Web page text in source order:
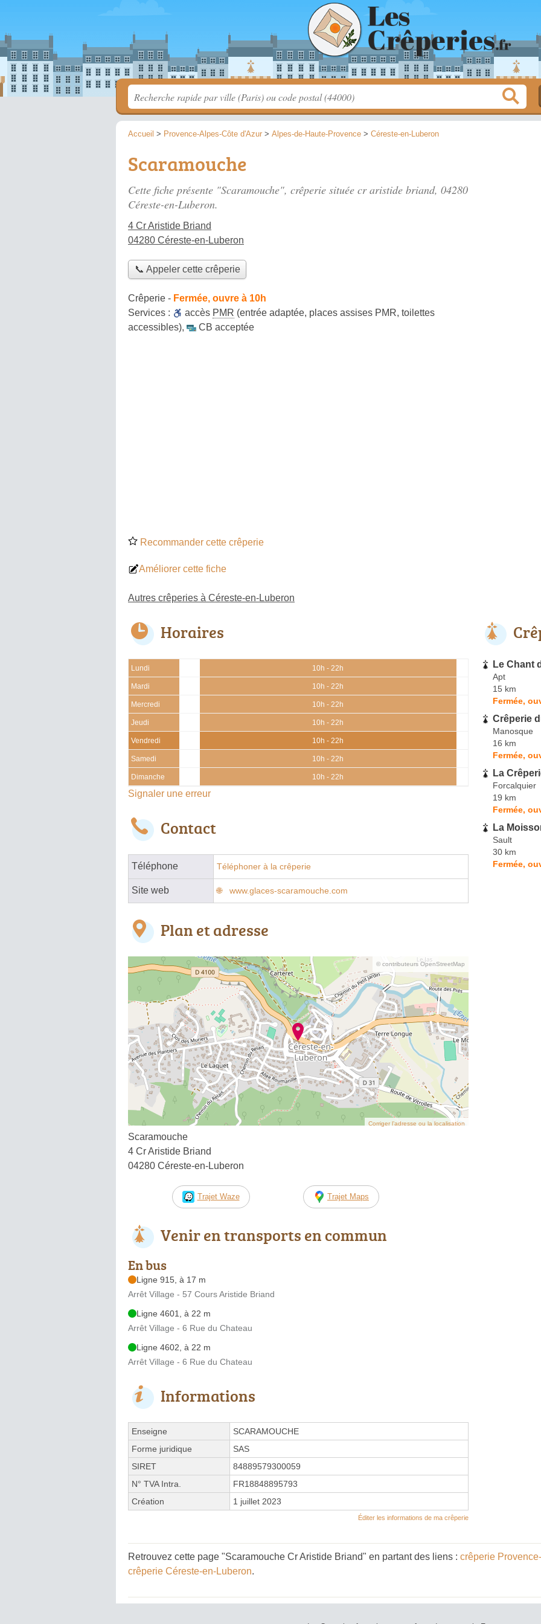
Accueil > Provence-Alpes-Côte d'Azur > Alpes-de-Haute-Provence > Céreste-en-Luberon
Scaramouche
Cette fiche présente "Scaramouche", crêperie située cr aristide briand, 04280
Céreste-en-Luberon.
4 Cr Aristide Briand
04280 Céreste-en-Luberon
📞 Appeler cette crêperie
Crêperie - Fermée, ouvre à 10h
Services :
accès PMR (entrée adaptée, places assises PMR, toilettes
accessibles), CB acceptée
Recommander cette crêperie
Améliorer cette fiche
Autres crêperies à Céreste-en-Luberon
Horaires
Lundi 10h - 22h
Mardi 10h - 22h
Mercredi 10h - 22h
Jeudi 10h - 22h
Vendredi 10h - 22h
Samedi 10h - 22h
Dimanche 10h - 22h
Signaler une erreur
Contact
Téléphone Téléphoner à la crêperie
Site web www.glaces-scaramouche.com
Plan et adresse
© contributeurs OpenStreetMap
Corriger l’adresse ou la localisation
Scaramouche
4 Cr Aristide Briand
04280 Céreste-en-Luberon
Trajet Waze Trajet Maps
Venir en transports en commun
En bus
Ligne 915, à 17 m
Arrêt Village - 57 Cours Aristide Briand
Ligne 4601, à 22 m
Arrêt Village - 6 Rue du Chateau
Ligne 4602, à 22 m
Arrêt Village - 6 Rue du Chateau
Informations
Enseigne
SCARAMOUCHE
Forme juridique
SAS
SIRET
84889579300059
N° TVA Intra.
FR18848895793
Création
1 juillet 2023
Éditer les informations de ma crêperie
Le Chant
Apt
15 km
Fermée,
Crêperie
Manosque
16 km
Fermée,
La
Forcalquier
19 km
Fermée,
La
Sault
30 km
Fermée,
Retrouvez cette page "Scaramouche Cr Aristide Briand" en partant des liens : crêperie
crêperie Céreste-en-Luberon.